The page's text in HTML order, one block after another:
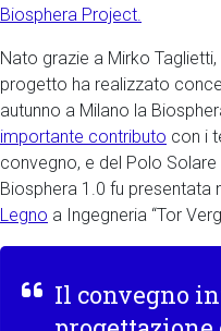
Biosphera Project.
Nato grazie a Mirko
progetto ha realizzato
autunno a Milano la
importante contributo con i
convegno, e del Polo
Biosphera 1.0 fu presentata
Legno a Ingegneria “Tor
Il convegno